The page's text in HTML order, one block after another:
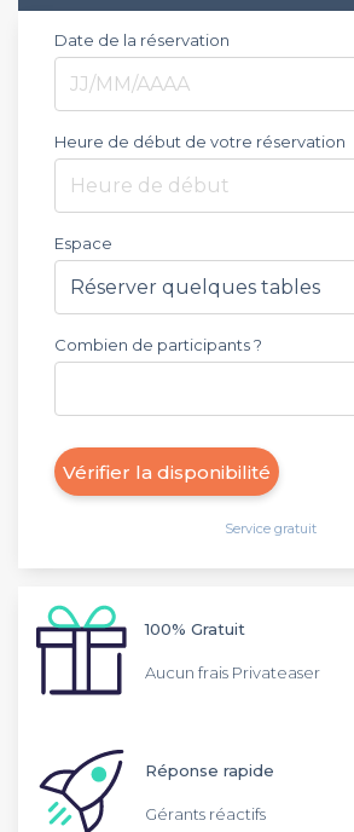
Date de la réservation
Heure de début de votre réservation
Heure de début
Espace
Combien de participants ?
Vérifier la disponibilité
Service gratuit
100% Gratuit
Aucun frais Privateaser
Réponse rapide
Gérants réactifs